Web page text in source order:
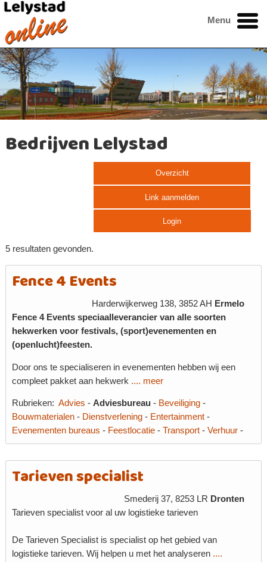
Menu
Bedrijven Lelystad
Overzicht
Link aanmelden
Login
5 resultaten gevonden.
Fence 4 Events
Harderwijkerweg 138, 3852 AH Ermelo
Fence 4 Events speciaalleverancier van alle soorten
hekwerken voor festivals, (sport)evenementen en
(openlucht)feesten.
Door ons te specialiseren in evenementen hebben wij een
compleet pakket aan hekwerk .... meer
Rubrieken:Advies -Adviesbureau - Beveiliging -
Bouwmaterialen - Dienstverlening - Entertainment -
Evenementen bureaus - Feestlocatie -Transport -Verhuur -
Tarieven specialist
Smederij 37, 8253 LR Dronten
Tarieven specialist voor al uw logistieke tarieven
De Tarieven Specialist is specialist op het gebied van
logistieke tarieven. Wij helpen u met het analyseren ....